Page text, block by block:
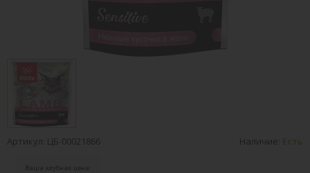
Артикул: ЦБ-00021866 Наличие: Есть
Ваша клубная цена: